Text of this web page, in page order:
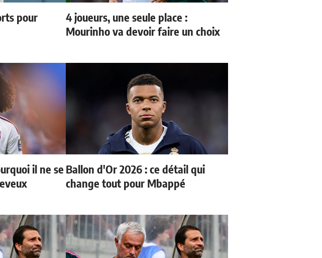
pour
4 joueurs, une seule place :
Mourinho va devoir faire un choix
il ne se Ballon d'Or 2026 : ce détail qui
change tout pour Mbappé